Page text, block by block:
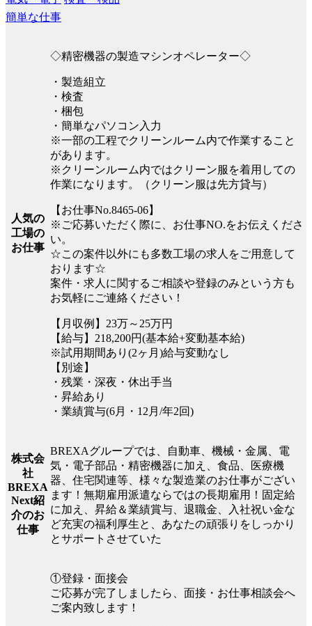
簡単な仕事
人気の
工場の
お仕事
◇精密機器の製造マシンオペレーター◇
・製造組立
・検査
・梱包
・簡単なパソコン入力
※一部の工程でクリーンルーム内で作業すること
があります。
※クリーンルーム内ではクリーン服を着用しての
作業になります。（クリーン服は先方貸与）
【お仕事No.8465-06】
※ご応募いただく際に、お仕事NO.をお伝えくださ
い。
☆この案件以外にも多数工場の求人をご用意して
おります☆
案件・求人に関するご相談や登録のみという方も
お気軽にご連絡ください！
【月収例】23万～25万円
【給与】218,200円(基本給+変動基本給)
※試用期間あり(2ヶ月)給与変動なし
【別途】
・残業・深夜・休出手当
・昇給あり
・業績賞与(6月・12月/年2回)
株式会
社
BREXA
Next紹
介のお
仕事
BREXAグループでは、自動車、機械・金属、電
気・電子部品・精密機器に加え、食品、医療機
器、住宅関連等、様々な製造業のお仕事がござい
ます！無期雇用派遣ならではの長期雇用！固定給
に加え、昇給＆業績賞与、退職金、入社祝い金な
ど充実の福利厚生と、あなたの頑張りをしっかり
とサポートさせていた
①登録・面接会
ご応募が完了しましたら、面接・お仕事相談会へ
ご案内致します！